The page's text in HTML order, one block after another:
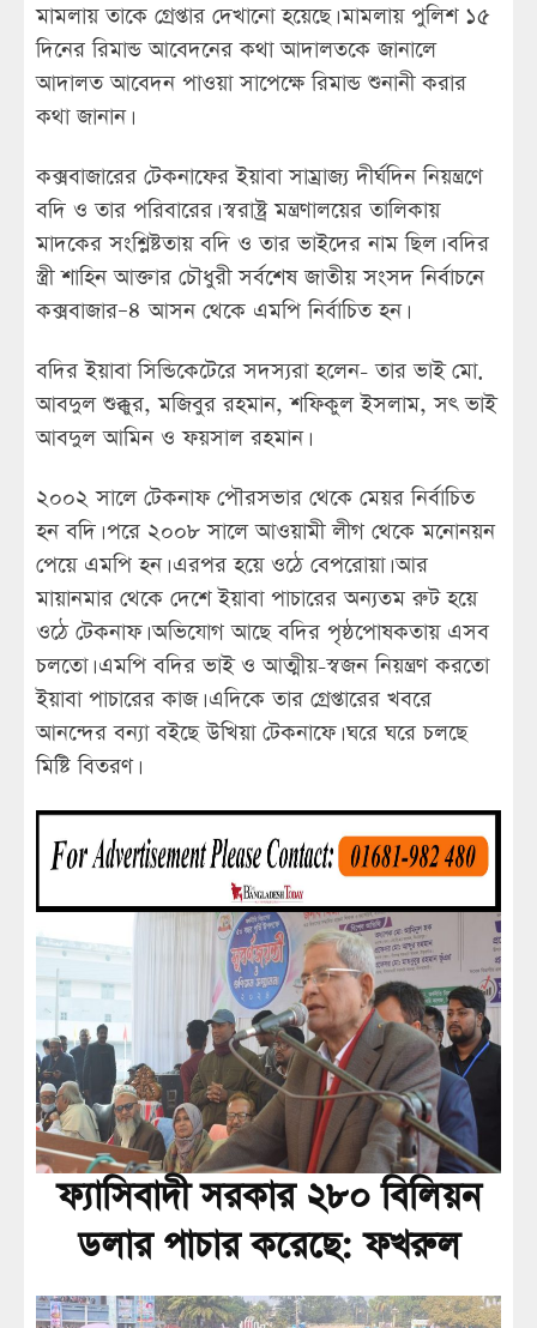
মামলায় তাকে গ্রেপ্তার দেখানো হয়েছে। মামলায় পুলিশ ১৫
দিনের রিমান্ড আবেদনের কথা আদালতকে জানালে
আদালত আবেদন পাওয়া সাপেক্ষে রিমান্ড শুনানী করার
কথা জানান।
কক্সবাজারের টেকনাফের ইয়াবা সাম্রাজ্য দীর্ঘদিন নিয়ন্ত্রণে
বদি ও তার পরিবারের। স্বরাষ্ট্র মন্ত্রণালয়ের তালিকায়
মাদকের সংশ্লিষ্টতায় বদি ও তার ভাইদের নাম ছিল। বদির
স্ত্রী শাহিন আক্তার চৌধুরী সর্বশেষ জাতীয় সংসদ নির্বাচনে
কক্সবাজার–৪ আসন থেকে এমপি নির্বাচিত হন।
বদির ইয়াবা সিন্ডিকেটেরে সদস্যরা হলেন- তার ভাই মো.
আবদুল শুক্কুর, মজিবুর রহমান, শফিকুল ইসলাম, সৎ ভাই
আবদুল আমিন ও ফয়সাল রহমান।
২০০২ সালে টেকনাফ পৌরসভার থেকে মেয়র নির্বাচিত
হন বদি। পরে ২০০৮ সালে আওয়ামী লীগ থেকে মনোনয়ন
পেয়ে এমপি হন। এরপর হয়ে ওঠে বেপরোয়া। আর
মায়ানমার থেকে দেশে ইয়াবা পাচারের অন্যতম রুট হয়ে
ওঠে টেকনাফ। অভিযোগ আছে বদির পৃষ্ঠপোষকতায় এসব
চলতো। এমপি বদির ভাই ও আত্মীয়-স্বজন নিয়ন্ত্রণ করতো
ইয়াবা পাচারের কাজ। এদিকে তার গ্রেপ্তারের খবরে
আনন্দের বন্যা বইছে উখিয়া টেকনাফে। ঘরে ঘরে চলছে
মিষ্টি বিতরণ।
ফ্যাসিবাদী সরকার ২৮০ বিলিয়ন
ডলার পাচার করেছে: ফখরুল